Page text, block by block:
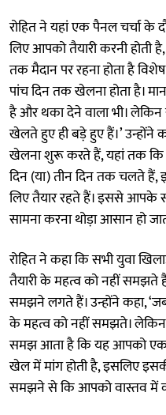
रोहित ने यहां एक पैनल चर्चा के
लिए आपको तैयारी करनी
तक मैदान पर रहना होता है
पांच दिन तक खेलना होता है।
है और थका देने वाला भी। लेकिन
खेलते हुए ही बड़े हुए हैं।’ उन्होंने
खेलना शुरू करते हैं, यहां तक
दिन (या) तीन दिन तक चलते हैं,
लिए तैयार रहते हैं। इससे आपके
सामना करना थोड़ा आसान हो
रोहित ने कहा कि सभी युवा
तैयारी के महत्व को नहीं समझते
समझने लगते हैं। उन्होंने कहा,
के महत्व को नहीं समझते।
समझ आता है कि यह आपको एक
खेल में मांग होती है, इसलिए
समझने से कि आपको वास्तव में